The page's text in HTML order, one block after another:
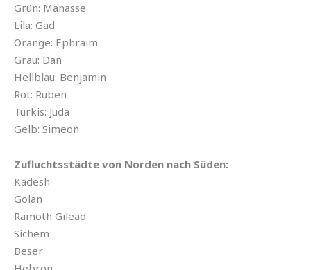
Grün: Manasse
Lila: Gad
Orange: Ephraim
Grau: Dan
Hellblau: Benjamin
Rot: Ruben
Türkis: Juda
Gelb: Simeon
Zufluchtsstädte von Norden nach Süden:
Kadesh
Golan
Ramoth Gilead
Sichem
Beser